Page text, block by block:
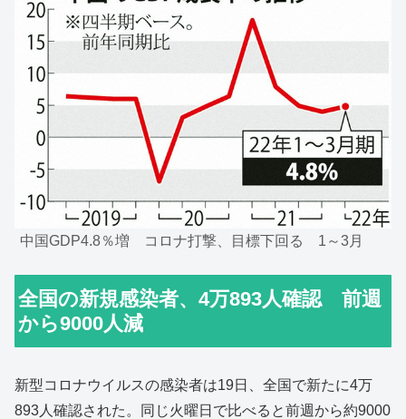
中国GDP4.8％増 コロナ打撃、目標下回る 1～3月
全国の新規感染者、4万893人確認 前週
から9000人減
新型コロナウイルスの感染者は19日、全国で新たに4万
893人確認された。同じ火曜日で比べると前週から約9000